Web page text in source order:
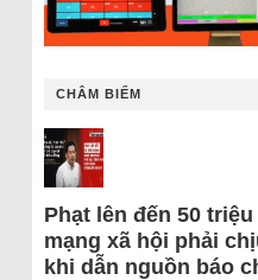
CHÂM BIẾM
Phạt lên đến 50
mạng xã hội phải
khi dẫn nguồn báo